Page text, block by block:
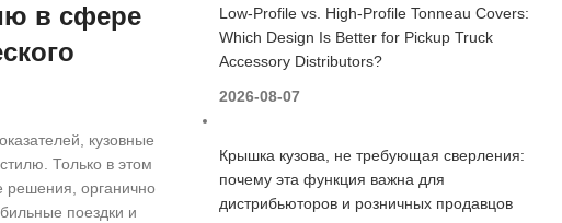
в сфере
кузовные
Только в этом
решения, органично
поездки и
Low-Profile vs. High-Profile Tonneau Covers:
Which Design Is Better for Pickup Truck
Accessory Distributors?
2026-08-07
Крышка кузова, не требующая сверления:
почему эта функция важна для
дистрибьюторов и розничных продавцов